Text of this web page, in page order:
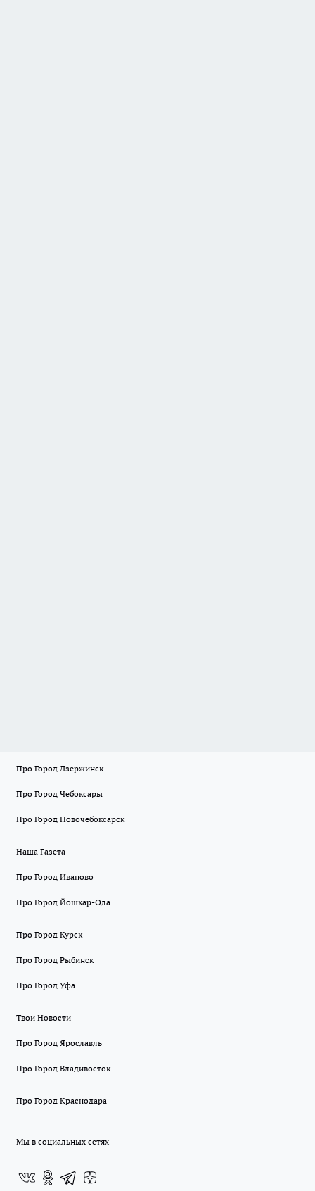
Про Город Дзержинск
Про Город Чебоксары
Про Город Новочебоксарск
Наша Газета
Про Город Иваново
Про Город Йошкар-Ола
Про Город Курск
Про Город Рыбинск
Про Город Уфа
Твои Новости
Про Город Ярославль
Про Город Владивосток
Про Город Краснодара
Мы в социальных сетях